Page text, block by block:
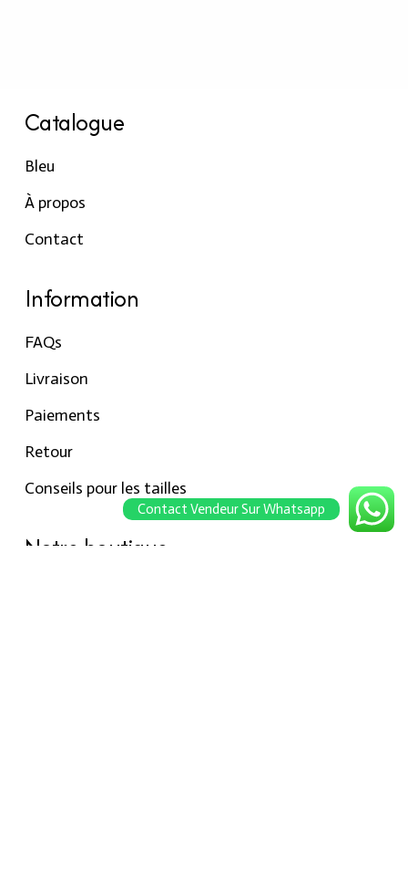
Catalogue
Bleu
À propos
Contact
Information
FAQs
Livraison
Paiements
Retour
Conseils pour les tailles
Notre boutique
Contact Vendeur Sur Whatsapp